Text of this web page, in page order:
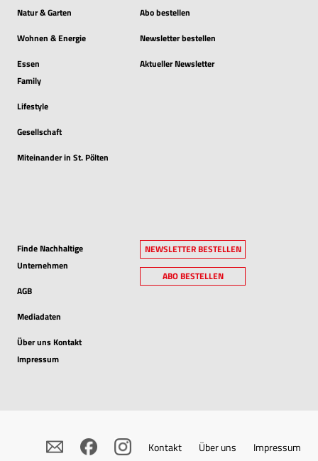
Natur & Garten
Wohnen & Energie
Essen
Family
Lifestyle
Gesellschaft
Miteinander in St. Pölten
Abo bestellen
Newsletter bestellen
Aktueller Newsletter
Finde Nachhaltige
Unternehmen
AGB
Mediadaten
Über uns Kontakt
Impressum
NEWSLETTER BESTELLEN
ABO BESTELLEN
Kontakt Über uns Impressum